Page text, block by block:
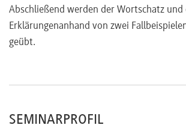
Abschließend werden der Wortschatz und
Erklärungenanhand von zwei
geübt.
SEMINARPROFIL